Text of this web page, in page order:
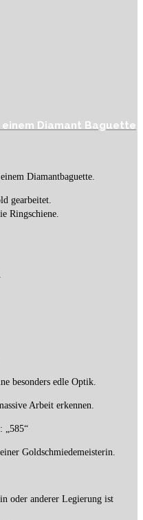
Diamant Baguette
Diamantbaguette.
gearbeitet.
Ringschiene.
besonders edle Optik.
Arbeit erkennen.
„585“
Goldschmiedemeisterin.
oder anderer Legierung ist